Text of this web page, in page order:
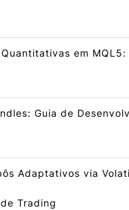
em MQL5:
Guia de
Adaptativos via
Trading